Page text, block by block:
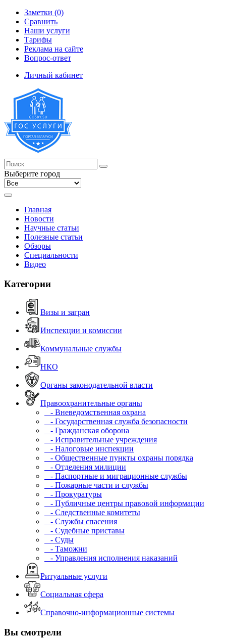
Заметки (0)
Сравнить
Наши услуги
Тарифы
Реклама на сайте
Вопрос-ответ
Личный кабинет
Выберите город
Главная
Новости
Научные статьи
Полезные статьи
Обзоры
Специальности
Видео
Категории
Визы и загран
Инспекции и комиссии
Коммунальные службы
НКО
Органы законодательной власти
Правоохранительные органы
- Вневедомственная охрана
- Государственная служба безопасности
- Гражданская оборона
- Исправительные учреждения
- Налоговые инспекции
- Общественные пункты охраны порядка
- Отделения милиции
- Паспортные и миграционные службы
- Пожарные части и службы
- Прокуратуры
- Публичные центры правовой информации
- Следственные комитеты
- Службы спасения
- Судебные приставы
- Суды
- Таможни
- Управления исполнения наказаний
Ритуальные услуги
Социальная сфера
Справочно-информационные системы
Вы смотрели